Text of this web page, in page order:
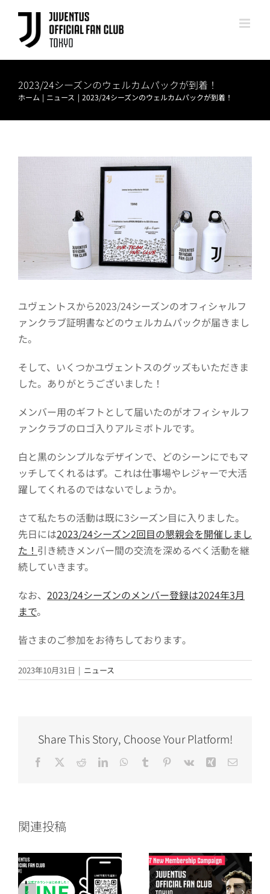
content
2023/24シーズンのウェルカムパックが到着！
ホーム ニュース 2023/24シーズンのウェルカムパックが到着！
ユヴェントスから2023/24シーズンのオフィシャルフ
ァンクラブ証明書などのウェルカムパックが届きまし
た。
そして、いくつかユヴェントスのグッズもいただきま
した。ありがとうございました！
メンバー用のギフトとして届いたのがオフィシャルフ
ァンクラブのロゴ入りアルミボトルです。
白と黒のシンプルなデザインで、どのシーンにでもマ
ッチしてくれるはず。これは仕事場やレジャーで大活
躍してくれるのではないでしょうか。
さて私たちの活動は既に3シーズン目に入りました。
先日には2023/24シーズン2回目の懇親会を開催しまし
た！ 引き続きメンバー間の交流を深めるべく活動を継
続していきます。
なお、 2023/24シーズンのメンバー登録は2024年3月
まで。
皆さまのご参加をお待ちしております｡
2023年10月31日 | ニュース
Share This Story, Choose Your Platform!
Facebook RedditLinkedInWhatsApp
Tumblr Pinterest
Vk Xing 電
関連投稿
2026/27シーズ
2024/25シーズ